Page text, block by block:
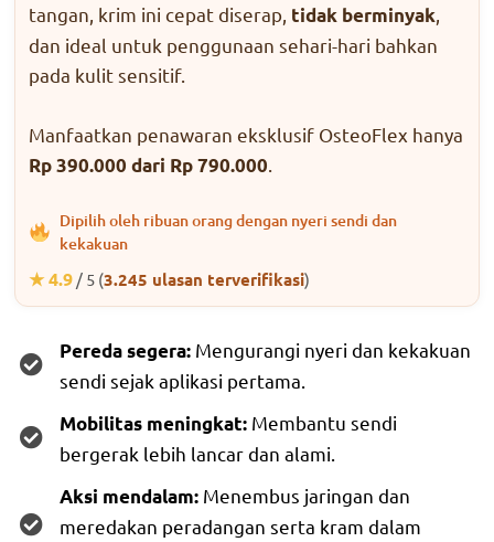
tangan, krim ini cepat diserap, tidak berminyak
dan ideal untuk penggunaan sehari-hari bahkan
pada kulit sensitif.
Manfaatkan penawaran eksklusif OsteoFlex hanya
Rp 390.000 dari Rp 790.000
Dipilih oleh ribuan orang dengan nyeri sendi dan
kekakuan
★ 4.9 / 5 (3.245 ulasan terverifikasi)
Pereda segera: Mengurangi nyeri dan kekakuan
sendi sejak aplikasi pertama.
Mobilitas meningkat: Membantu sendi
bergerak lebih lancar dan alami.
Aksi mendalam: Menembus jaringan dan
meredakan peradangan serta kram dalam